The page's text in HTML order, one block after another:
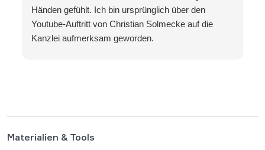
Händen gefühlt. Ich bin ursprünglich über den
Youtube-Auftritt von Christian Solmecke auf die
Kanzlei aufmerksam geworden.
Materialien & Tools